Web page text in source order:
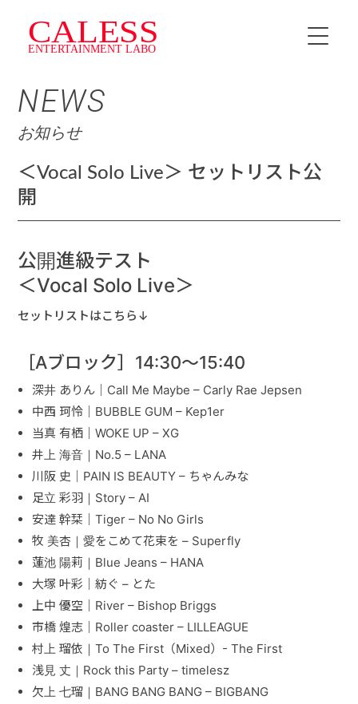
CALESS Jr.
NEWS
お問い合せ
ACCESS
NEWS
お知らせ
＜Vocal Solo Live＞ セットリスト公
開
公開進級テスト
＜Vocal Solo Live＞
セットリストはこちら↓
［Aブロック］14:30〜15:40
深井 ありん｜Call Me Maybe – Carly Rae Jepsen
中西 珂怜｜BUBBLE GUM – Kep1er
当真 有栖｜WOKE UP – XG
井上 海音｜No.5 – LANA
川阪 史｜PAIN IS BEAUTY – ちゃんみな
足立 彩羽｜Story – AI
安達 幹栞｜Tiger – No No Girls
牧 美杏｜愛をこめて花束を – Superfly
蓮池 陽莉｜Blue Jeans – HANA
大塚 叶彩｜紡ぐ – とた
上中 優空｜River – Bishop Briggs
市橋 煌志｜Roller coaster – LILLEAGUE
村上 瑠依｜To The First（Mixed）- The First
浅見 丈｜Rock this Party – timelesz
欠上 七瑠｜BANG BANG BANG – BIGBANG